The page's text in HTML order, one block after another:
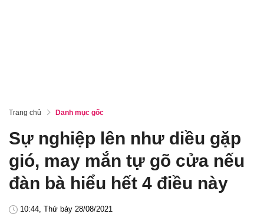
Trang chủ Danh mục gốc
Sự nghiệp lên như diều gặp
gió, may mắn tự gõ cửa nếu
đàn bà hiểu hết 4 điều này
10:44, Thứ bảy 28/08/2021